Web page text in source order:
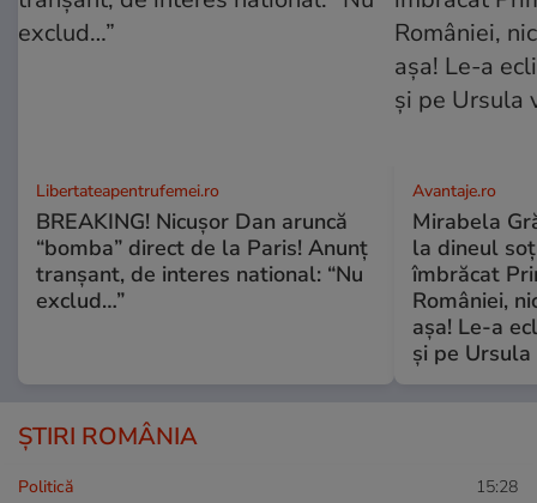
Libertateapentrufemei.ro
BREAKING! Nicușor Dan aruncă
“bomba” direct de la Paris! Anunț
tranșant, de interes national: “Nu
exclud…”
Avantaje.ro
Mirabela
la dineul
îmbrăcat
României,
așa! Le-a
și pe
ȘTIRI ROMÂNIA
Politică 15:28